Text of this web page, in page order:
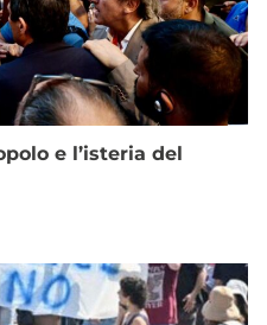
e l’isteria del